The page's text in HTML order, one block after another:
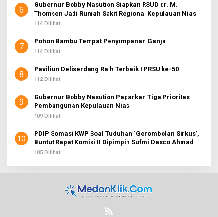
6
Gubernur Bobby Nasution Siapkan RSUD dr. M.
Thomsen Jadi Rumah Sakit Regional Kepulauan Nias
114 Dilihat
7 Pohon Bambu Tempat Penyimpanan Ganja
114 Dilihat
8 Paviliun Deliserdang Raih Terbaik I PRSU ke-50
112 Dilihat
9
Gubernur Bobby Nasution Paparkan Tiga Prioritas
Pembangunan Kepulauan Nias
109 Dilihat
10
PDIP Somasi KWP Soal Tuduhan ‘Gerombolan Sirkus’,
Buntut Rapat Komisi II Dipimpin Sufmi Dasco Ahmad
105 Dilihat